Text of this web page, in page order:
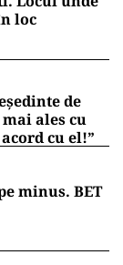
loc
de
ales cu
cu el!”
minus. BET